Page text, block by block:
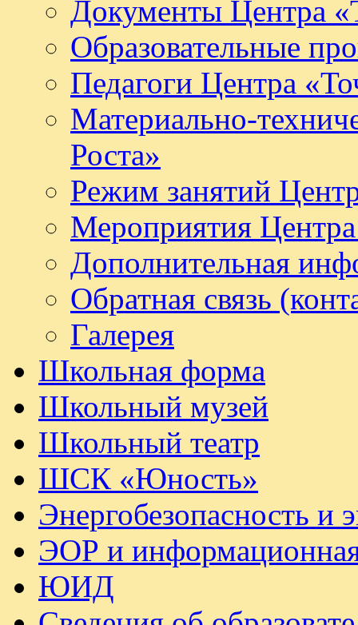
Документы Центра
Образовательные
Педагоги Центра
Материально-
Роста»
Режим занятий
Мероприятия
Дополнительная
Обратная связь
Галерея
Школьная форма
Школьный музей
Школьный театр
ШСК «Юность»
Энергобезопасность и
ЭОР и информационная
ЮИД